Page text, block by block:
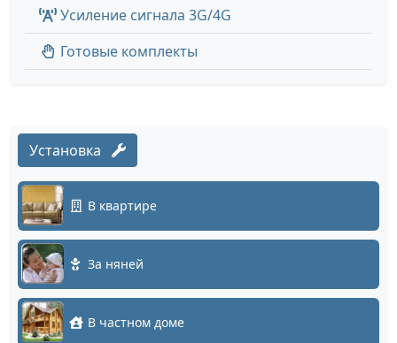
Усиление сигнала 3G/4G
Готовые комплекты
Установка
В квартире
За няней
В частном доме